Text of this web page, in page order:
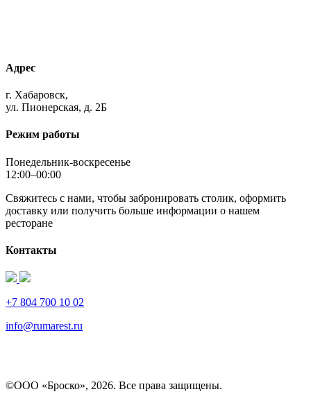
Адрес
г. Хабаровск,
ул. Пионерская, д. 2Б
Режим работы
Понедельник-воскресенье
12:00–00:00
Свяжитесь с нами, чтобы забронировать столик, оформить
доставку или получить больше информации о нашем
ресторане
Контакты
+7 804 700 10 02
info@rumarest.ru
©ООО «Броско», 2026. Все права защищены.